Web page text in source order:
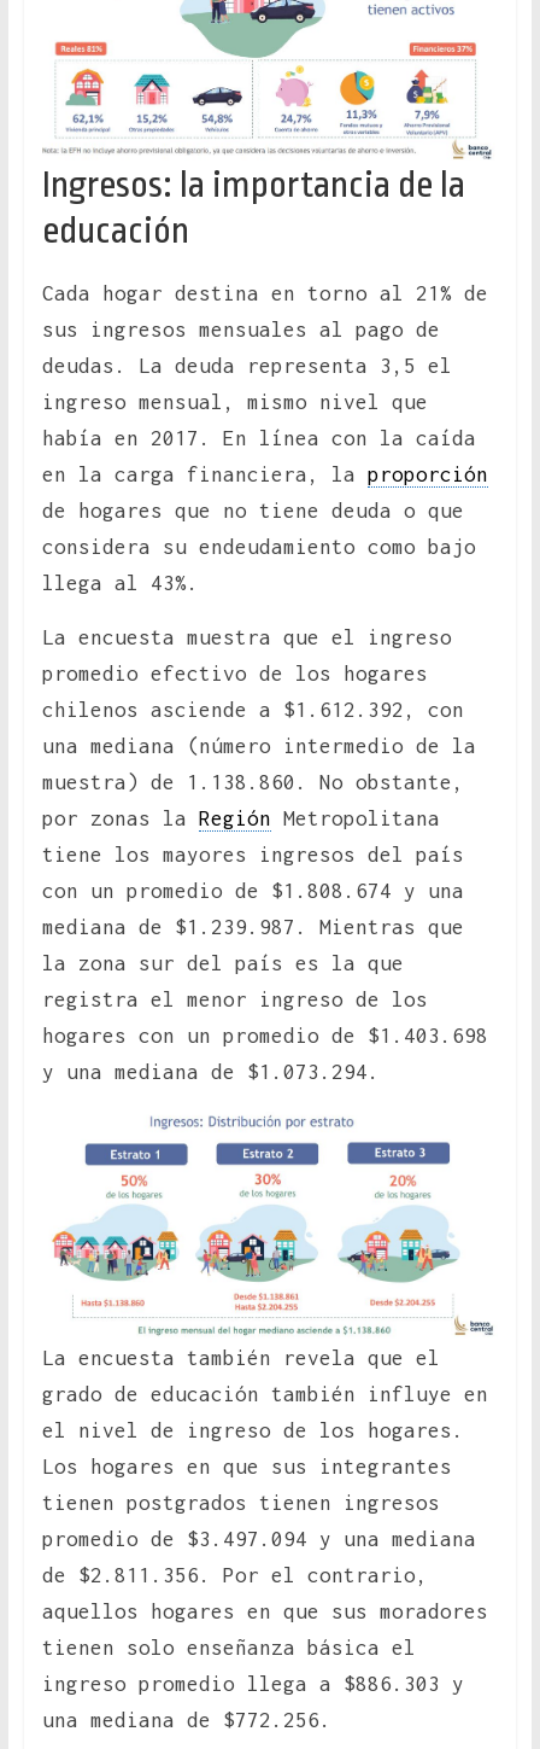
Ingresos: la importancia de la
educación
Cada hogar destina en torno al 21% de
sus ingresos mensuales al pago de
deudas. La deuda representa 3,5 el
ingreso mensual, mismo nivel que
había en 2017. En línea con la caída
en la carga financiera, la proporción
de hogares que no tiene deuda o que
considera su endeudamiento como bajo
llega al 43%.
La encuesta muestra que el ingreso
promedio efectivo de los hogares
chilenos asciende a $1.612.392, con
una mediana (número intermedio de la
muestra) de 1.138.860. No obstante,
por zonas la Región Metropolitana
tiene los mayores ingresos del país
con un promedio de $1.808.674 y una
mediana de $1.239.987. Mientras que
la zona sur del país es la que
registra el menor ingreso de los
hogares con un promedio de $1.403.698
y una mediana de $1.073.294.
La encuesta también revela que el
grado de educación también influye en
el nivel de ingreso de los hogares.
Los hogares en que sus integrantes
tienen postgrados tienen ingresos
promedio de $3.497.094 y una mediana
de $2.811.356. Por el contrario,
aquellos hogares en que sus moradores
tienen solo enseñanza básica el
ingreso promedio llega a $886.303 y
una mediana de $772.256.